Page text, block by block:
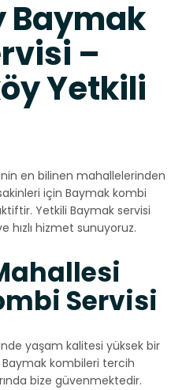
Baymak
–
Yetkili
en bilinen mahallelerinden
için Baymak kombi
Yetkili Baymak servisi
hızlı hizmet sunuyoruz.
Servisi
yaşam kalitesi yüksek bir
kombileri tercih
bize güvenmektedir.